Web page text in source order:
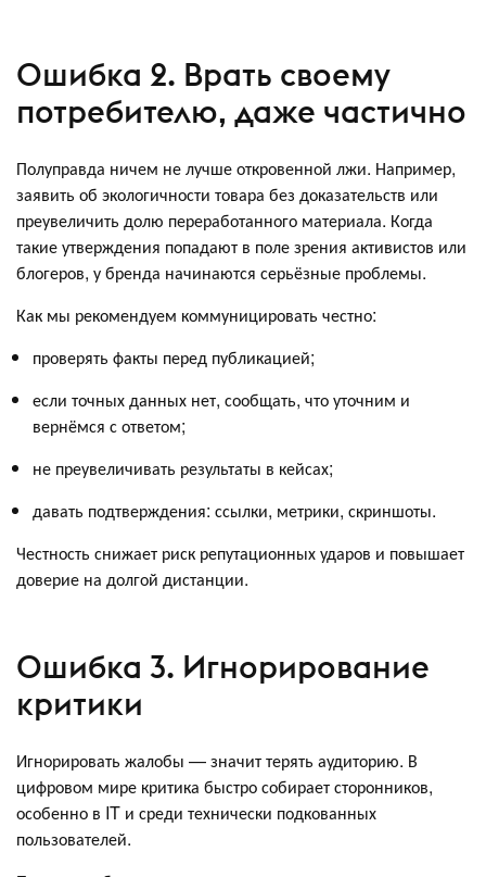
Ошибка 2. Врать своему
потребителю, даже частично
Полуправда ничем не лучше откровенной лжи. Например,
заявить об экологичности товара без доказательств или
преувеличить долю переработанного материала. Когда
такие утверждения попадают в поле зрения активистов или
блогеров, у бренда начинаются серьёзные проблемы.
Как мы рекомендуем коммуницировать честно:
проверять факты перед публикацией;
если точных данных нет, сообщать, что уточним и
вернёмся с ответом;
не преувеличивать результаты в кейсах;
давать подтверждения: ссылки, метрики, скриншоты.
Честность снижает риск репутационных ударов и повышает
доверие на долгой дистанции.
Ошибка 3. Игнорирование
критики
Игнорировать жалобы — значит терять аудиторию. В
цифровом мире критика быстро собирает сторонников,
особенно в IT и среди технически подкованных
пользователей.